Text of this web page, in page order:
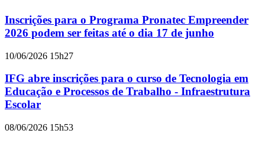
Inscrições para o Programa Pronatec Empreender
2026 podem ser feitas até o dia 17 de junho
10/06/2026 15h27
IFG abre inscrições para o curso de Tecnologia em
Educação e Processos de Trabalho - Infraestrutura
Escolar
08/06/2026 15h53